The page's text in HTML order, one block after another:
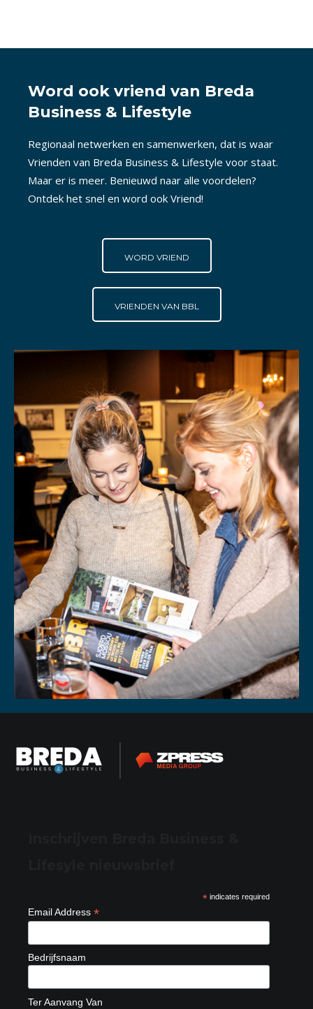
Word ook vriend van Breda
Business & Lifestyle
Regionaal netwerken en samenwerken, dat is waar
Vrienden van Breda Business & Lifestyle voor staat.
Maar er is meer. Benieuwd naar alle voordelen?
Ontdek het snel en word ook Vriend!
WORD VRIEND
VRIENDEN VAN BBL
*indicates required
Email Address *
Bedrijfsnaam
Ter Aanvang Van